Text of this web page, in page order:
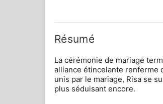
Résumé
La cérémonie de mariage
alliance étincelante renferme
unis par le mariage, Risa se
plus séduisant encore.